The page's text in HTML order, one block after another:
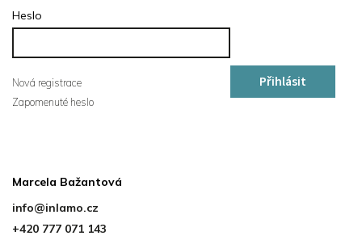
Heslo
Přihlásit
Nová registrace
Zapomenuté heslo
Marcela Bažantová
info@inlamo.cz
+420 777 071 143